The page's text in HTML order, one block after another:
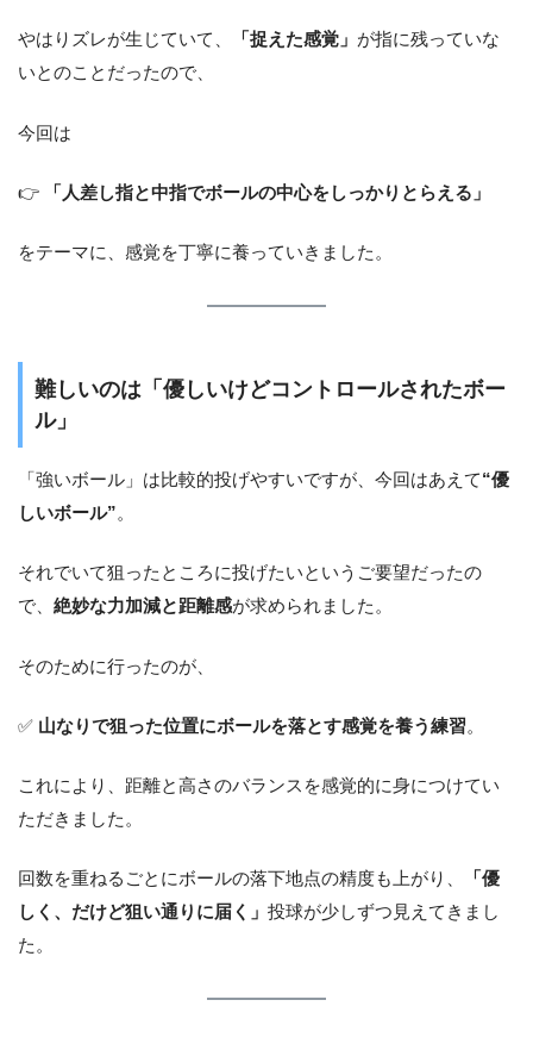
やはりズレが生じていて、 「捉えた感覚」 が指に残っていな
いとのことだったので、
今回は
👉 「人差し指と中指でボールの中心をしっかりとらえる」
をテーマに、感覚を丁寧に養っていきました。
難しいのは「優しいけどコントロールされたボー
ル」
「強いボール」は比較的投げやすいですが、今回はあえて“優
しいボール”。
それでいて狙ったところに投げたいというご要望だったの
で、 絶妙な力加減と距離感が求められました。
そのために行ったのが、
✅ 山なりで狙った位置にボールを落とす感覚を養う練習。
これにより、距離と高さのバランスを感覚的に身につけてい
ただきました。
回数を重ねるごとにボールの落下地点の精度も上がり、
「優
しく、だけど狙い通りに届く」 投球が少しずつ見えてきまし
た。